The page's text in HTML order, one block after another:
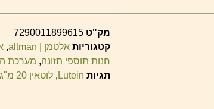
מק"ט 7290011899615
קטגוריות אלטמן | altman ,
חנות תוספי תזונה, מערכת
תגיות Lutein
, לוטאין 20 מ"ג